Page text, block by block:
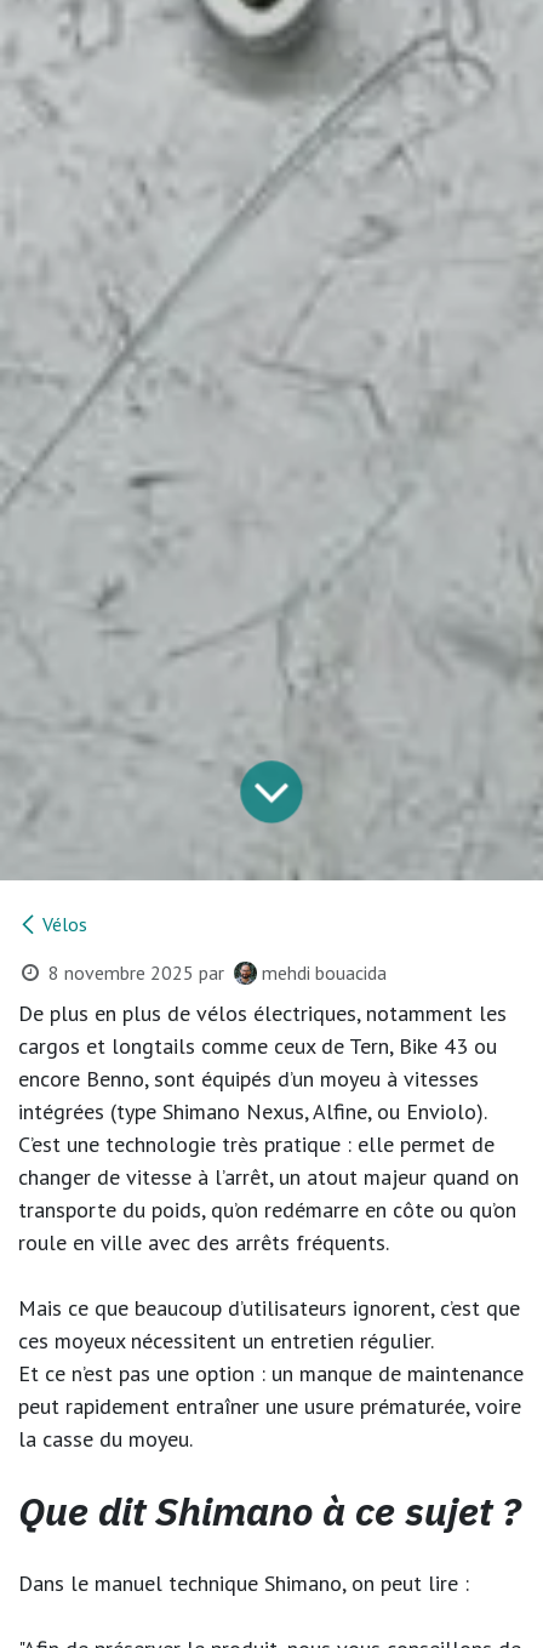
Vélos
8 novembre 2025 par mehdi bouacida
De plus en plus de vélos électriques, notamment les
cargos et longtails comme ceux de Tern, Bike 43 ou
encore Benno, sont équipés d’un moyeu à vitesses
intégrées (type Shimano Nexus, Alfine, ou Enviolo).
C’est une technologie très pratique : elle permet de
changer de vitesse à l’arrêt, un atout majeur quand on
transporte du poids, qu’on redémarre en côte ou qu’on
roule en ville avec des arrêts fréquents.
Mais ce que beaucoup d’utilisateurs ignorent, c’est que
ces moyeux nécessitent un entretien régulier.
Et ce n’est pas une option : un manque de maintenance
peut rapidement entraîner une usure prématurée, voire
la casse du moyeu.
Que dit Shimano à ce sujet ?
Dans le manuel technique Shimano, on peut lire :